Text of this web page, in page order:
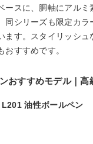
ースに、胴軸にアルミ
同シリーズも限定カラ
ます。スタイリッシュ
おすすめです。
おすすめモデル｜高
油性ボールペン